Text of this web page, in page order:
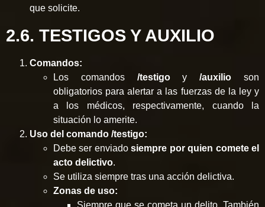
que solicite.
2.6. TESTIGOS Y AUXILIO
Comandos:
Los comandos /testigoy/auxilio son
obligatorios para alertar a las fuerzas de la ley y
a los médicos, respectivamente, cuando la
situación lo amerite.
Uso del comando /testigo:
Debe ser enviadosiempre por quien comete el
acto delictivo.
Se utiliza siempre tras una acción delictiva.
Zonas de uso:
Siempre que se cometa un delito. También